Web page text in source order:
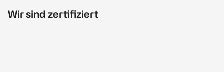
Wir sind zertifiziert